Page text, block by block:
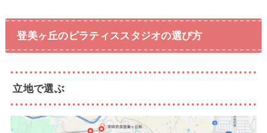
登美ヶ丘のピラティススタジオの選び方
立地で選ぶ